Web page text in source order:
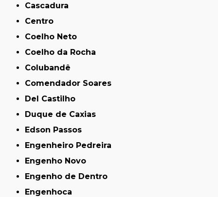
Cascadura
Centro
Coelho Neto
Coelho da Rocha
Colubandê
Comendador Soares
Del Castilho
Duque de Caxias
Edson Passos
Engenheiro Pedreira
Engenho Novo
Engenho de Dentro
Engenhoca